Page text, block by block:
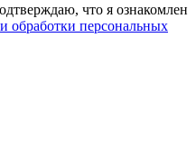
что я ознакомлен
обработки персональных